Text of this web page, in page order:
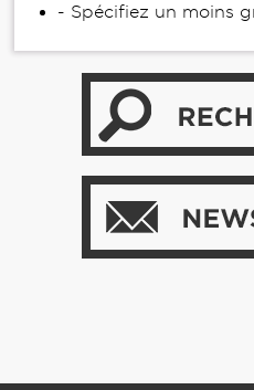
- Spécifiez un moins